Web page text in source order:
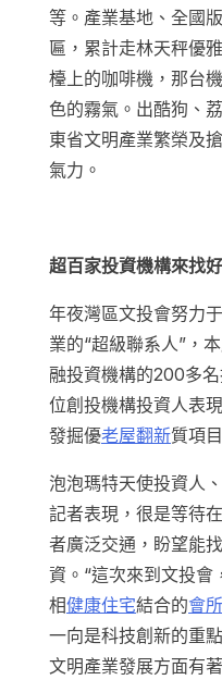
等。產業基地、全國
匾，累計走林天秤優
檯上的咖啡機，那台
色的霧氣。出酷狗、
東省文明產業繁榮及
氣力。
超百家投資機構來找
年夜灣區文投會努力
業的“超級聯系人”，
融投資機構的200多
位創投機構投資人表
發掘優老屋翻新質項
泡泡瑪特天使投資人
記者表現，很是等待
者廣泛交通，盼望能
資。“這次來到文投會
相健康住宅結合的會
一向是科技創新的重
文明產業發展方面有